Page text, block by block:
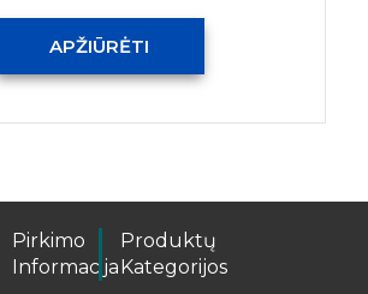
APŽIŪRĖTI
Pirkimo
Informacija
Produktų
Kategorijos